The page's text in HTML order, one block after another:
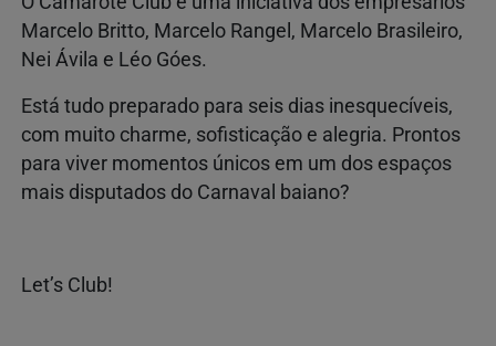
Marcelo Britto, Marcelo Rangel, Marcelo Brasileiro,
Nei Ávila e Léo Góes.
Está tudo preparado para seis dias inesquecíveis,
com muito charme, sofisticação e alegria. Prontos
para viver momentos únicos em um dos espaços
mais disputados do Carnaval baiano?
Let’s Club!